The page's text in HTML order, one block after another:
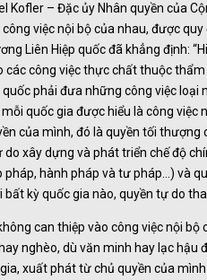
Kofler – Đặc ủy Nhân quyền của
việc nội bộ của nhau, được
Liên Hiệp quốc đã khẳng định:
các công việc thực chất thuộc
phải đưa những công việc loại
quốc gia được hiểu là công
của mình, đó là quyền tối
xây dựng và phát triển chế độ
pháp, hành pháp và tư pháp…) và
kỳ quốc gia nào, quyền tự do
can thiệp vào công việc nội
nghèo, dù văn minh hay lạc
xuất phát từ chủ quyền của